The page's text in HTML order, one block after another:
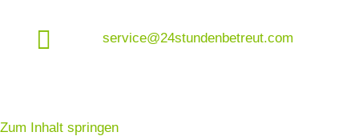
 service@24stundenbetreut.com
Zum Inhalt springen